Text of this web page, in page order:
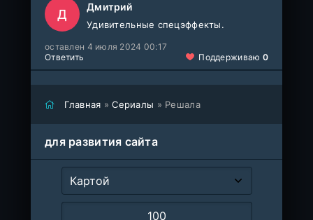
Д Дмитрий
Удивительные спецэффекты.
оставлен 4 июля 2024 00:17
Ответить
Поддерживаю 0
Главная »Сериалы » Решала
для развития сайта